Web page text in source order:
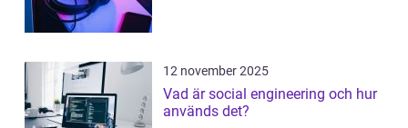
12 november 2025
Vad är social engineering och hur
används det?